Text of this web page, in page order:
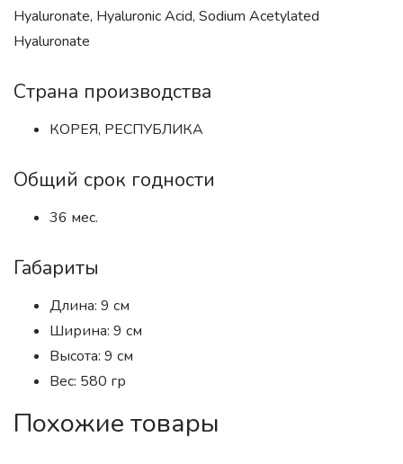
Hyaluronate, Hyaluronic Acid, Sodium Acetylated
Hyaluronate
Страна производства
КОРЕЯ, РЕСПУБЛИКА
Общий срок годности
36 мес.
Габариты
Длина: 9 см
Ширина: 9 см
Высота: 9 см
Вес: 580 гр
Похожие товары